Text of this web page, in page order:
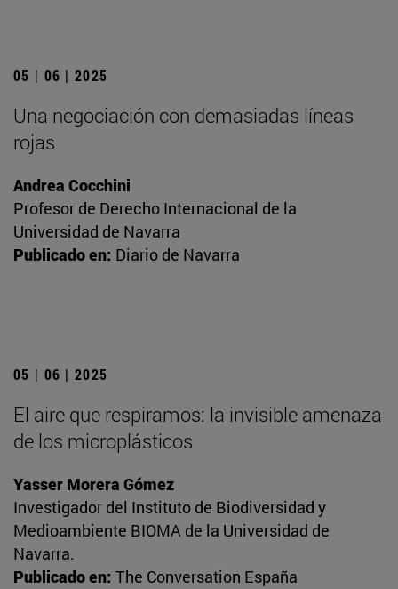
05 | 06 | 2025
Una negociación con demasiadas líneas
rojas
Andrea Cocchini
Profesor de Derecho Internacional de la
Universidad de Navarra
Publicado en: Diario de Navarra
05 | 06 | 2025
El aire que respiramos: la invisible amenaza
de los microplásticos
Yasser Morera Gómez
Investigador del Instituto de Biodiversidad y
Medioambiente BIOMA de la Universidad de
Navarra.
Publicado en: The Conversation España